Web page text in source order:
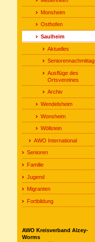
Monsheim
Osthofen
Saulheim
Aktuelles
Seniorennachmittag
Ausflüge des
Ortsvereines
Archiv
Wendelsheim
Wonsheim
Wöllstein
AWO International
Senioren
Familie
Jugend
Migranten
Fortbildung
AWO Kreisverband Alzey-
Worms